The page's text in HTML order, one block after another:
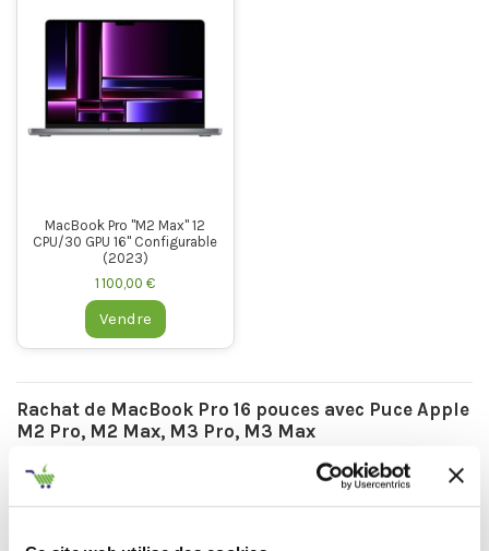
MacBook Pro "M2 Max" 12
CPU/30 GPU 16" Configurable
(2023)
1 100,00 €
Vendre
Rachat de MacBook Pro 16 pouces avec Puce Apple
M2 Pro, M2 Max, M3 Pro, M3 Max
Revendez votre MacBook Pro 16 pouces équipé des
dernières puces Apple et obtenez une offre compétitive !
M2 Pro, M2 Max, M3 Pro ou M3 Max ? Vous êtes au bon